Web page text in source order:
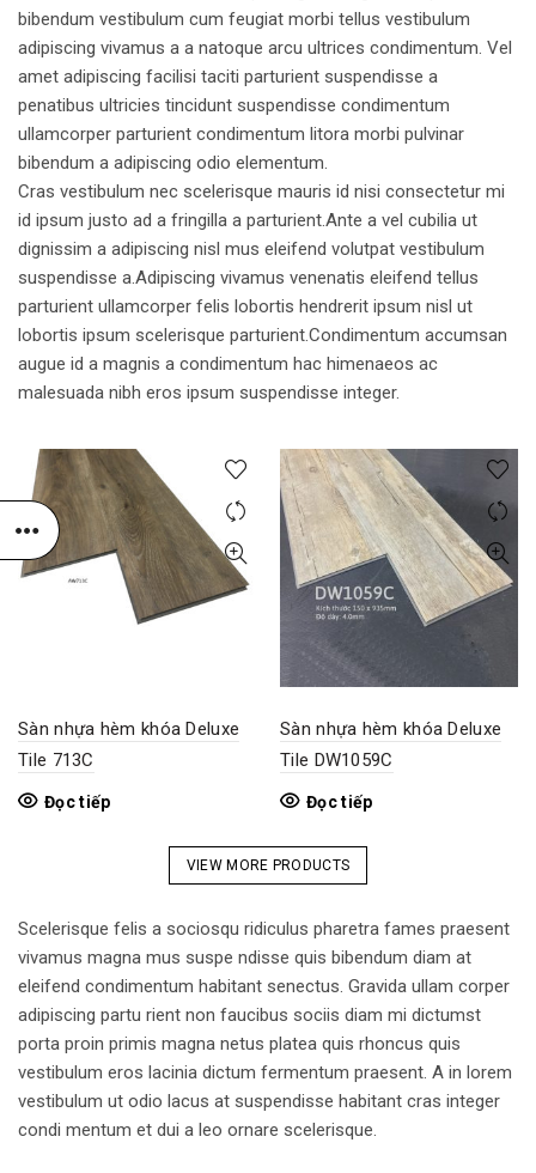
bibendum vestibulum cum feugiat morbi tellus vestibulum
adipiscing vivamus a a natoque arcu ultrices condimentum. Vel
amet adipiscing facilisi taciti parturient suspendisse a
penatibus ultricies tincidunt suspendisse condimentum
ullamcorper parturient condimentum litora morbi pulvinar
bibendum a adipiscing odio elementum.
Cras vestibulum nec scelerisque mauris id nisi consectetur mi
id ipsum justo ad a fringilla a parturient.Ante a vel cubilia ut
dignissim a adipiscing nisl mus eleifend volutpat vestibulum
suspendisse a.Adipiscing vivamus venenatis eleifend tellus
parturient ullamcorper felis lobortis hendrerit ipsum nisl ut
lobortis ipsum scelerisque parturient.Condimentum accumsan
augue id a magnis a condimentum hac himenaeos ac
malesuada nibh eros ipsum suspendisse integer.
Sàn nhựa hèm khóa Deluxe
Tile 713C
Đọc tiếp
Sàn nhựa hèm khóa Deluxe
Tile DW1059C
Đọc tiếp
VIEW MORE PRODUCTS
Scelerisque felis a sociosqu ridiculus pharetra fames praesent
vivamus magna mus suspe ndisse quis bibendum diam at
eleifend condimentum habitant senectus. Gravida ullam corper
adipiscing partu rient non faucibus sociis diam mi dictumst
porta proin primis magna netus platea quis rhoncus quis
vestibulum eros lacinia dictum fermentum praesent. A in lorem
vestibulum ut odio lacus at suspendisse habitant cras integer
condi mentum et dui a leo ornare scelerisque.